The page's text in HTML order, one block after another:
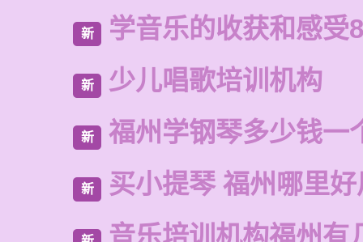
新 学音乐的收获和感受
新 少儿唱歌培训机构
新 福州学钢琴多少钱一
新 买小提琴 福州哪里
音乐培训机构福州有